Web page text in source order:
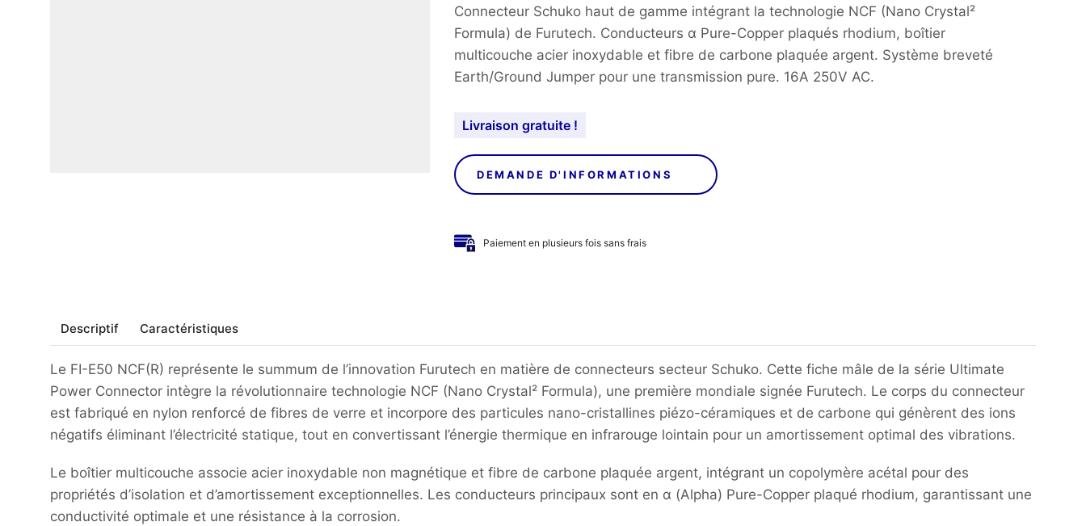
Connecteur Schuko haut de gamme intégrant la technologie NCF (Nano Crystal²
Formula) de Furutech. Conducteurs α Pure-Copper plaqués rhodium, boîtier
multicouche acier inoxydable et fibre de carbone plaquée argent. Système breveté
Earth/Ground Jumper pour une transmission pure. 16A 250V AC.
Livraison gratuite !
DEMANDE D'INFORMATIONS
Paiement en plusieurs fois sans frais
Descriptif Caractéristiques
Le FI-E50 NCF(R) représente le summum de l’innovation Furutech en matière de connecteurs secteur Schuko. Cette fiche mâle de la série Ultimate
Power Connector intègre la révolutionnaire technologie NCF (Nano Crystal² Formula), une première mondiale signée Furutech. Le corps du connecteur
est fabriqué en nylon renforcé de fibres de verre et incorpore des particules nano-cristallines piézo-céramiques et de carbone qui génèrent des ions
négatifs éliminant l’électricité statique, tout en convertissant l’énergie thermique en infrarouge lointain pour un amortissement optimal des vibrations.
Le boîtier multicouche associe acier inoxydable non magnétique et fibre de carbone plaquée argent, intégrant un copolymère acétal pour des
propriétés d’isolation et d’amortissement exceptionnelles. Les conducteurs principaux sont en α (Alpha) Pure-Copper plaqué rhodium, garantissant une
conductivité optimale et une résistance à la corrosion.